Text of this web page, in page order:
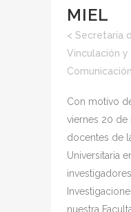
MIEL
< Secretaria
Vinculación
Con motivo
viernes 20 de
docentes de
Universitaria
nuestra